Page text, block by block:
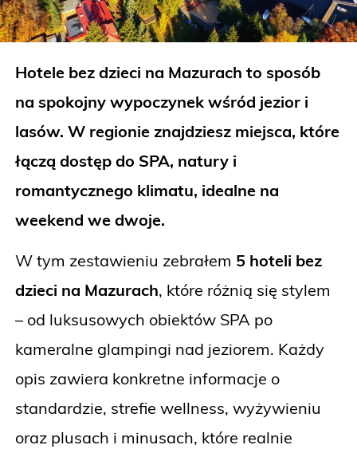
Hotele bez dzieci na Mazurach to sposób
na spokojny wypoczynek wśród jezior i
lasów. W regionie znajdziesz miejsca, które
łączą dostęp do SPA, natury i
romantycznego klimatu, idealne na
weekend we dwoje.
W tym zestawieniu zebrałem 5 hoteli bez
dzieci na Mazurach, które różnią się stylem
– od luksusowych obiektów SPA po
kameralne glampingi nad jeziorem. Każdy
opis zawiera konkretne informacje o
standardzie, strefie wellness, wyżywieniu
oraz plusach i minusach, które realnie